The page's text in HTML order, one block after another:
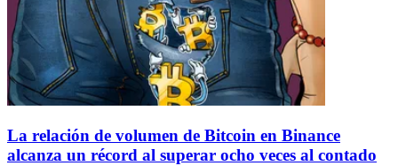
La relación de volumen de Bitcoin en Binance
alcanza un récord al superar ocho veces al contado